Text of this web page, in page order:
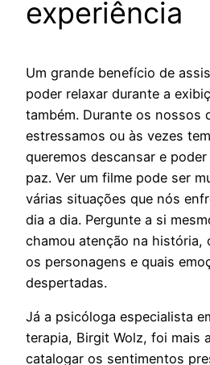
experiência
Um grande benefício de
poder relaxar durante a
também. Durante os nossos
estressamos ou às vezes
queremos descansar e
paz. Ver um filme pode ser
várias situações que nós
dia a dia. Pergunte a si
chamou atenção na história,
os personagens e quais
despertadas.
Já a psicóloga especialista
terapia, Birgit Wolz, foi mais
catalogar os sentimentos